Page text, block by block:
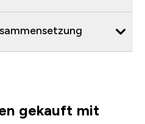
gekauft mit